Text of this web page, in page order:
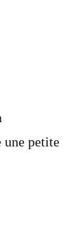
petite